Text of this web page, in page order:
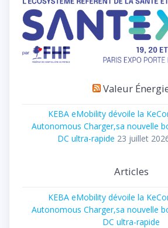
Valeur
KEBA eMobility dévoile la
Autonomous Charger,sa nouvelle
DC ultra-rapide 23 juillet
Articles
KEBA eMobility dévoile la
Autonomous Charger,sa nouvelle
DC ultra-rapide